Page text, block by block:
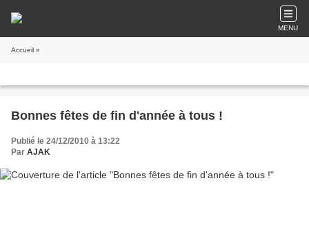
MENU
Accueil »
Bonnes fêtes de fin d'année à tous !
Publié le 24/12/2010 à 13:22
Par AJAK